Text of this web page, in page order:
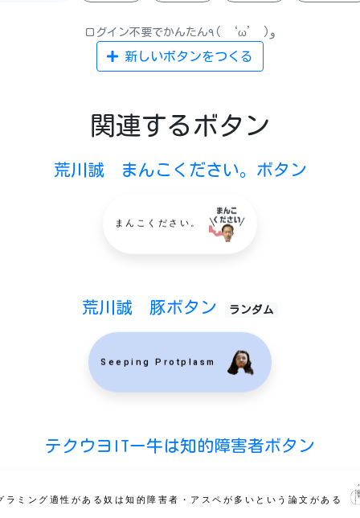
ログイン不要でかんたん٩( ‘ω’ )و
新しいボタンをつくる
関連するボタン
荒川誠 まんこください。ボタン
まんこください。
荒川誠 豚ボタン ランダム
Seeping Protplasm
テクウヨITー牛は知的障害者ボタン
ラミング適性がある奴は知的障害者・アスペが多いという論文がある